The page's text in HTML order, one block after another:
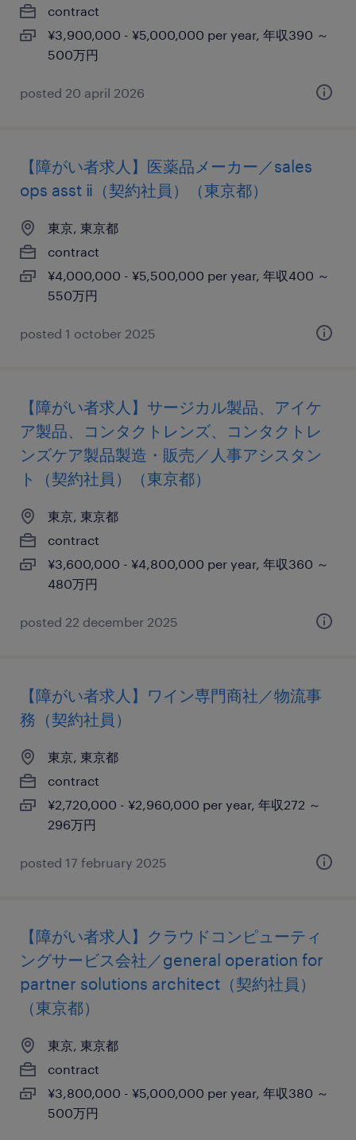
contract
¥3,900,000 - ¥5,000,000 per year, 年収390 ～
500万円
posted 20 april 2026
【障がい者求人】医薬品メーカー／sales
ops asst ⅱ（契約社員）（東京都）
東京, 東京都
contract
¥4,000,000 - ¥5,500,000 per year, 年収400 ～
550万円
posted 1 october 2025
【障がい者求人】サージカル製品、アイケ
ア製品、コンタクトレンズ、コンタクトレ
ンズケア製品製造・販売／人事アシスタン
ト（契約社員）（東京都）
東京, 東京都
contract
¥3,600,000 - ¥4,800,000 per year, 年収360 ～
480万円
posted 22 december 2025
【障がい者求人】ワイン専門商社／物流事
務（契約社員）
東京, 東京都
contract
¥2,720,000 - ¥2,960,000 per year, 年収272 ～
296万円
posted 17 february 2025
【障がい者求人】クラウドコンピューティ
ングサービス会社／general operation for
partner solutions architect（契約社員）
（東京都）
東京, 東京都
contract
¥3,800,000 - ¥5,000,000 per year, 年収380 ～
500万円